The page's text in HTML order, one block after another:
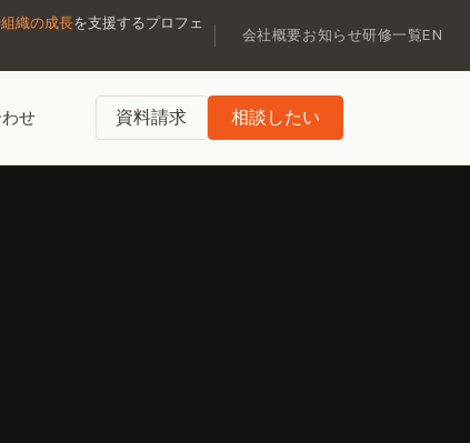
織の成長を支援するプロフェ
会社概要お知らせ研修一覧EN
せ 資料請求 相談したい